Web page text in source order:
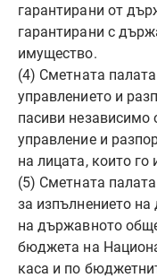
гарантирани от
гарантирани с
имущество.
(4) Сметната
управлението и
пасиви независимо
управление и
на лицата, които го
(5) Сметната
за изпълнението
на държавното
бюджета на
каса и по